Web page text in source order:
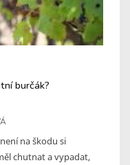
burčák?
na škodu si
chutnat a vypadat,